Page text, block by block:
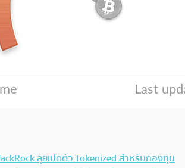
ลุยเปิดตัว Tokenized สำหรับกองทุน